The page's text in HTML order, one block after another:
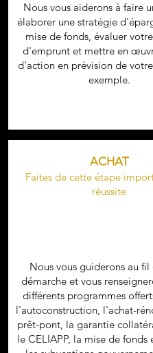
Nous vous aiderons à​ faire
élaborer une stratégie
mise de fonds, évaluer
d'emprunt et mettre en
d'action en prévision de
exemple.
ACHAT
Faites de cette étape
réussite
Nous vous guiderons au
démarche et vous
différents programmes
l'autoconstruction, l'achat-
prêt-pont, la garantie
le CELIAPP, la mise de fonds